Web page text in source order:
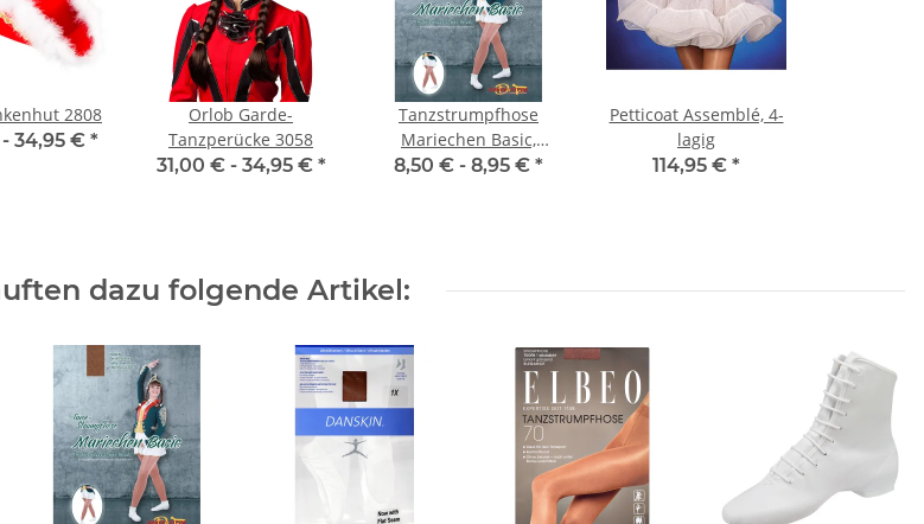
2808
34,95 € *
Orlob Garde-
Tanzperücke 3058
31,00 € - 34,95 € *
Tanzstrumpfhose
Mariechen Basic,
Kinder- &
8,50 € - 8,95 € *
Petticoat Assemblé, 4-
lagig
114,95 € *
dazu folgende Artikel: